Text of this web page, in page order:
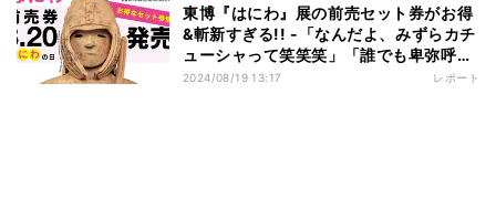
東博『はにわ』展の前売セット券がお得
&斬新すぎる!! -「なんだよ、みずらカチ
ューシャって笑笑笑」「誰でも卑弥呼様
ぁーーーができる」と話題
2024/08/19 13:17 レポート